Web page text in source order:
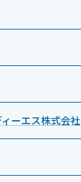
NF8BL
CS8
CS8BL
DR94G
M8AC
M8
ービス
用パック
ューション
ク機器導入保守
ョンサービス
イス買取サービス
ン）
）
イント）
端末
・プロジェクター
・その他AV機器
オプティマイザー」
グ送信アプリ」
」
ート
ポート
タイプ
ト
マーセンター
ーエス株式会社